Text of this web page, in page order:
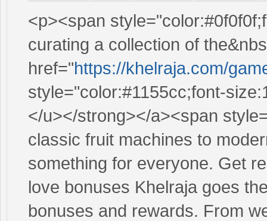
<p><span
curating a collection of
href="https://khelraja.com/
style="color:#1155cc;font-
</u></strong></a><span
classic fruit machines to
something for everyone. Get
love bonuses Khelraja goes
bonuses and rewards. From